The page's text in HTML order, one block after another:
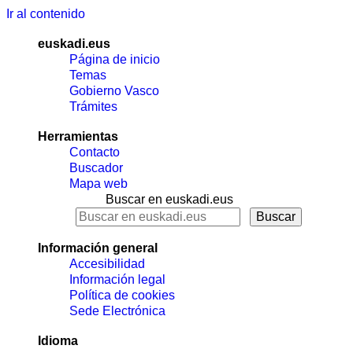
Ir al contenido
euskadi.eus
Página de inicio
Temas
Gobierno Vasco
Trámites
Herramientas
Contacto
Buscador
Mapa web
Buscar en euskadi.eus
Información general
Accesibilidad
Información legal
Política de cookies
Sede Electrónica
Idioma